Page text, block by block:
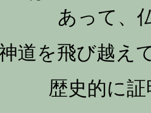
あって、
道を飛び越え
歴史的に